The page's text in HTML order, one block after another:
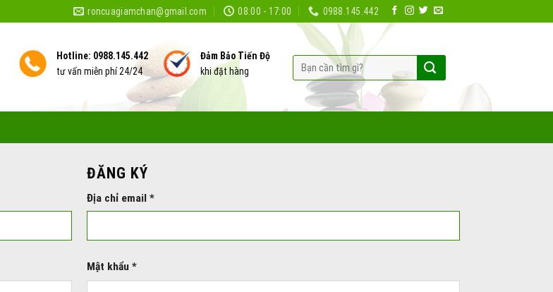
roncuagiamchan@gmail.com 08:00 - 17:00 0988.145.442
Hotline: 0988.145.442
tư vấn miễn phí 24/24
Đảm Bảo Tiến Độ
khi đặt hàng
Tìm
kiếm:
ĐĂNG KÝ
Địa chỉ email *
Mật khẩu *